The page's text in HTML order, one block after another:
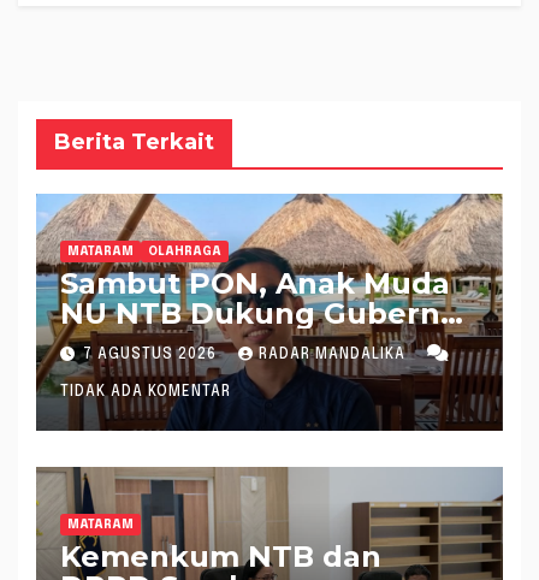
Berita Terkait
MATARAM OLAHRAGA
Sambut PON, Anak Muda
NU NTB Dukung Gubernur
Pimpin KONI NTB
7 AGUSTUS 2026 RADAR MANDALIKA
TIDAK ADA KOMENTAR
MATARAM
Kemenkum NTB dan